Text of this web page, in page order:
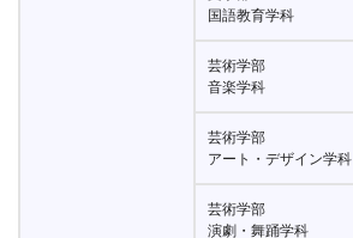
国語教育学科
芸術学部
音楽学科
芸術学部
アート・デザイン学科
芸術学部
演劇・舞踊学科